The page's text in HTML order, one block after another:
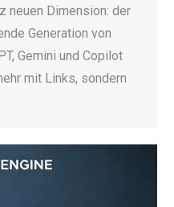
neuen Dimension: der
Generation von
Gemini und Copilot
mit Links, sondern